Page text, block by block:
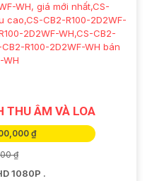
ÂM VÀ LOA
₫
₫
1080P .